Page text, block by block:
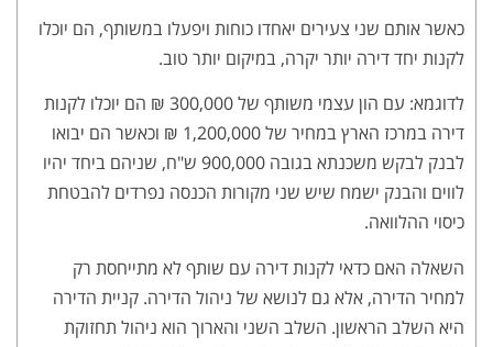
כאשר אותם שני צעירים יאחדו כוחות ויפעלו במשותף, הם יוכלו
לקנות יחד דירה יותר יקרה, במיקום יותר טוב.
לדוגמא: עם הון עצמי משותף של 300,000 ₪ הם יוכלו לקנות
דירה במרכז הארץ במחיר של 1,200,000 ₪ וכאשר הם יבואו
לבנק לבקש משכנתא בגובה 900,000 ש"ח, שניהם ביחד יהיו
לווים והבנק ישמח שיש שני מקורות הכנסה נפרדים להבטחת
כיסוי ההלוואה.
השאלה האם כדאי לקנות דירה עם שותף לא מתייחסת רק
למחיר הדירה, אלא גם לנושא של ניהול הדירה. קניית הדירה
היא השלב הראשון. השלב השני והארוך הוא ניהול תחזוקת